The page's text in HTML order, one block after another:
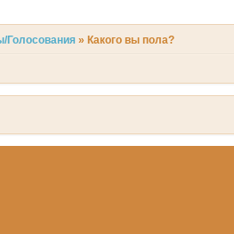
Голосования » Какого вы пола?